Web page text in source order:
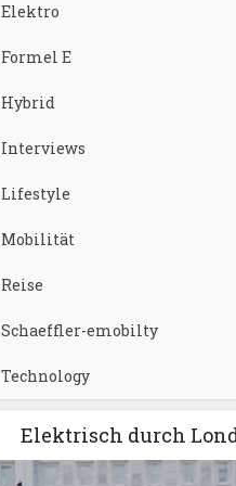
Elektro
Formel E
Hybrid
Interviews
Lifestyle
Mobilität
Reise
Schaeffler-emobilty
Technology
Elektrisch durch